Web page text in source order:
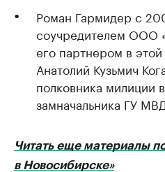
Роман Гармидер с
соучредителем ООО
его партнером в
Анатолий Кузьмич
полковника милиции
замначальника ГУ
Читать еще материалы
в Новосибирске»